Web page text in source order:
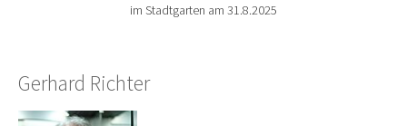
im Stadtgarten am 31.8.2025
Gerhard Richter